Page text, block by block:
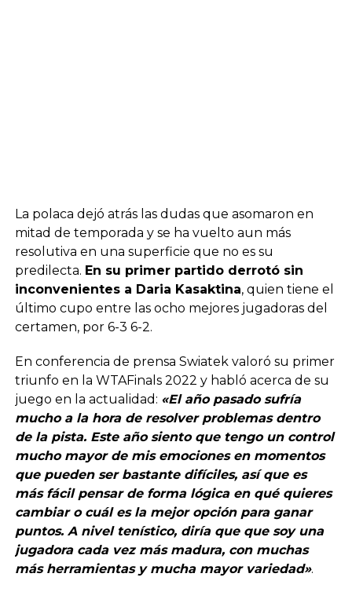
La polaca dejó atrás las dudas que asomaron en
mitad de temporada y se ha vuelto aun más
resolutiva en una superficie que no es su
predilecta. En su primer partido derrotó sin
inconvenientes a Daria Kasaktina, quien tiene el
último cupo entre las ocho mejores jugadoras del
certamen, por 6-3 6-2.
En conferencia de prensa Swiatek valoró su primer
triunfo en la WTAFinals 2022 y habló acerca de su
juego en la actualidad: «El año pasado sufría
mucho a la hora de resolver problemas dentro
de la pista. Este año siento que tengo un control
mucho mayor de mis emociones en momentos
que pueden ser bastante difíciles, así que es
más fácil pensar de forma lógica en qué quieres
cambiar o cuál es la mejor opción para ganar
puntos. A nivel tenístico, diría que que soy una
jugadora cada vez más madura, con muchas
más herramientas y mucha mayor variedad».